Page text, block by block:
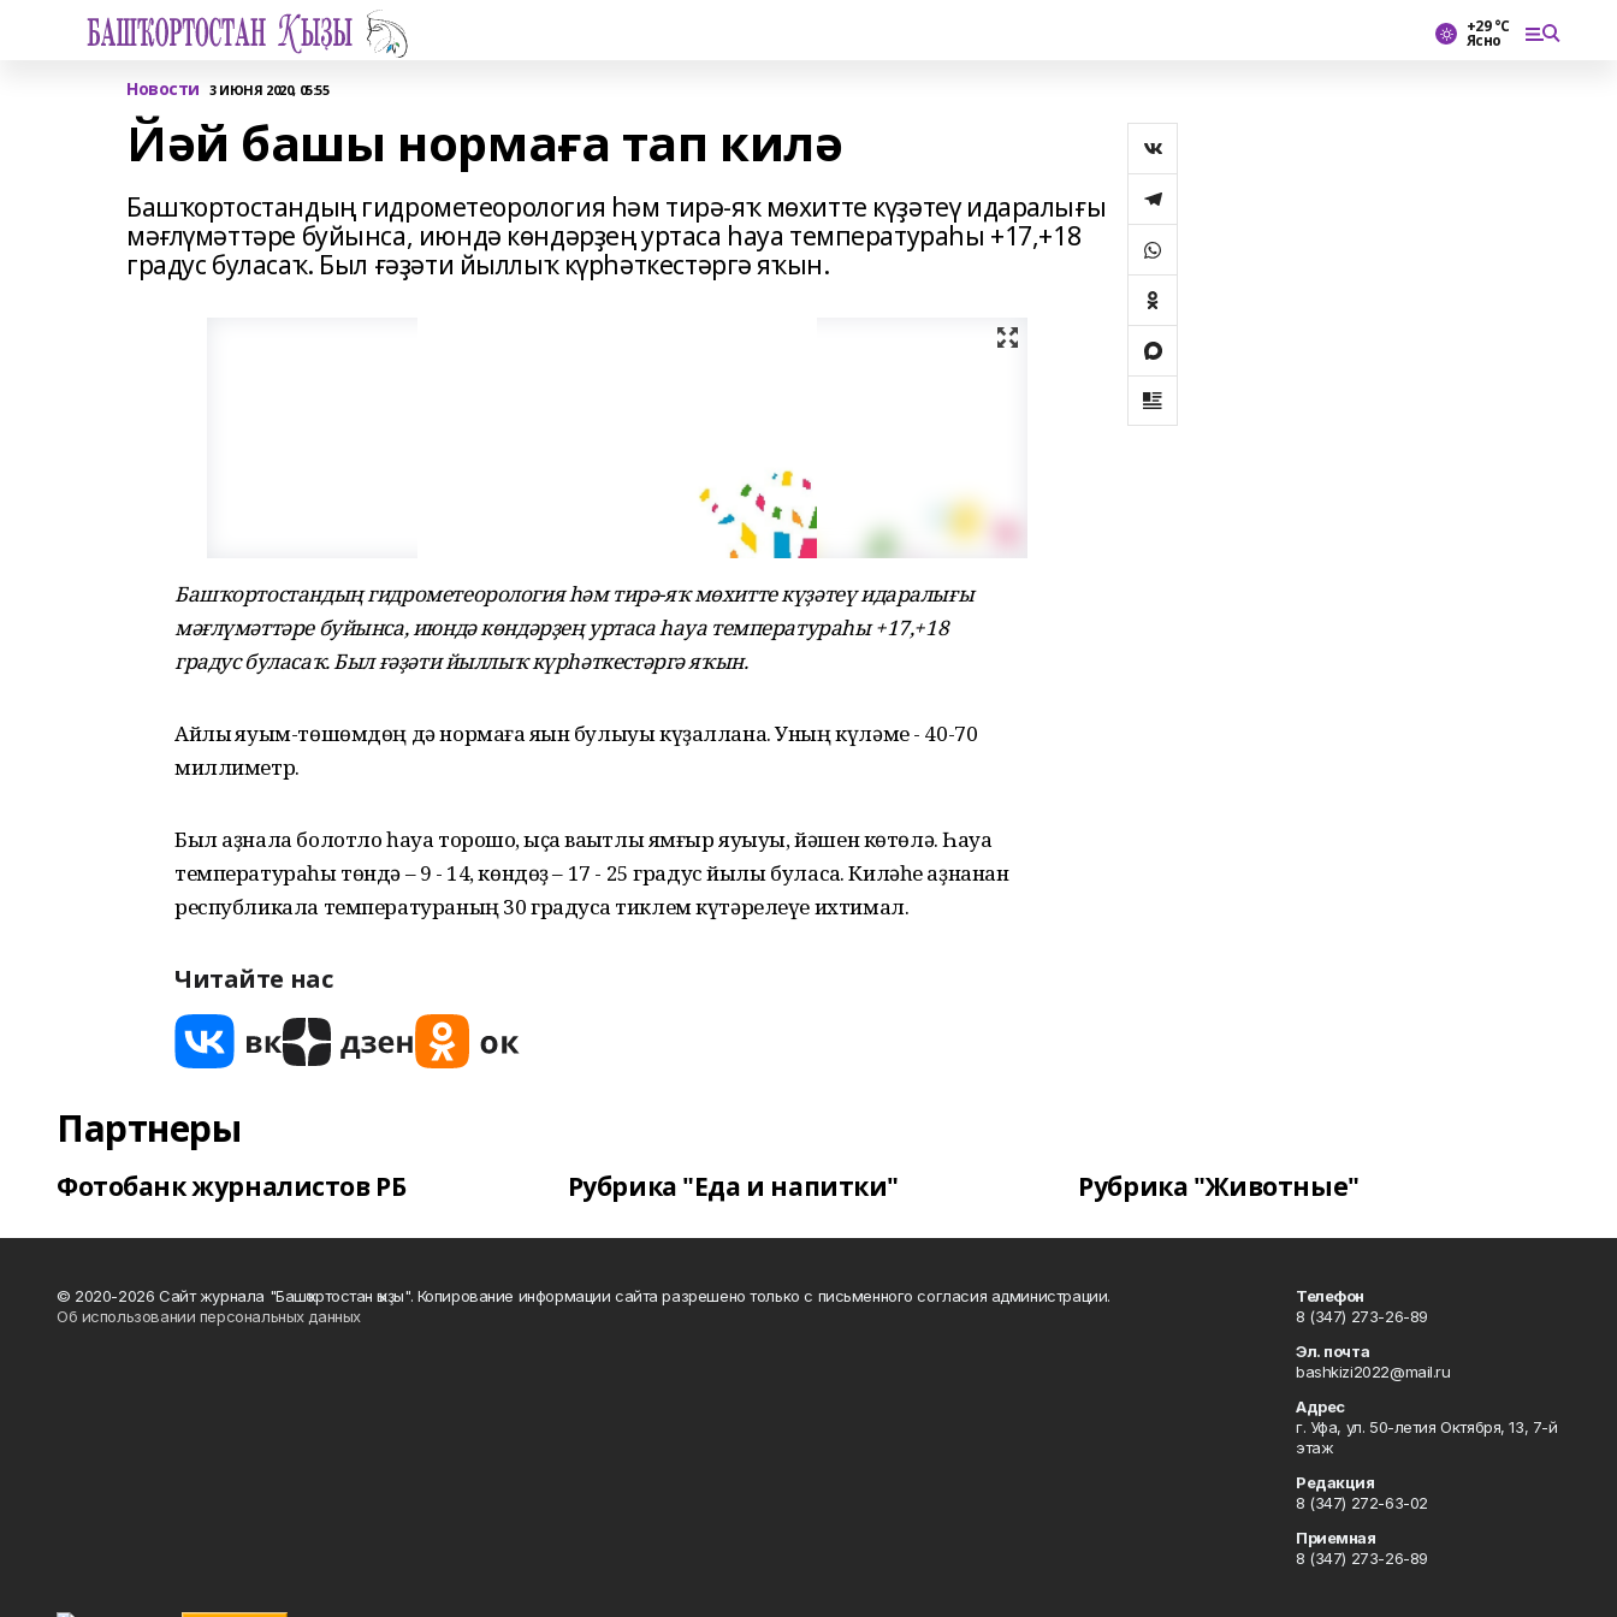
+29 °С
Ясно
Новости 3 ИЮНЯ 2020, 05:55
Йәй башы нормаға тап килә
Башҡортостандың гидрометеорология һәм тирә-яҡ мөхитте күҙәтеү идаралығы
мәғлүмәттәре буйынса, июндә көндәрҙең уртаса һауа температураһы +17,+18
градус буласаҡ. Был ғәҙәти йыллыҡ күрһәткестәргә яҡын.
Башҡортостандың гидрометеорология һәм тирә-яҡ мөхитте күҙәтеү идаралығы
мәғлүмәттәре буйынса, июндә көндәрҙең уртаса һауа температураһы +17,+18
градус буласаҡ. Был ғәҙәти йыллыҡ күрһәткестәргә яҡын.
Айлыҡ яуым-төшөмдөң дә нормаға яҡын булыуы күҙаллана. Уның күләме - 40-70
миллиметр.
Был аҙнала болотло һауа торошо, ҡыҫҡа ваҡытлы ямғыр яуыуы, йәшен көтөлә. Һауа
температураһы төндә – 9 - 14, көндөҙ – 17 - 25 градус йылы буласаҡ. Киләһе аҙнанан
республикала температураның 30 градусҡа тиклем күтәрелеүе ихтимал.
Читайте нас
Партнеры
Фотобанк журналистов РБ Рубрика "Еда и напитки" Рубрика "Животные"
© 2020-2026 Сайт журнала "Башҡортостан ҡыҙы". Копирование информации сайта разрешено только с письменного согласия администрации.
Об использовании персональных данных
Телефон
8 (347) 273-26-89
Эл. почта
bashkizi2022@mail.ru
Адрес
г. Уфа, ул. 50-летия Октября, 13, 7-й
этаж
Редакция
8 (347) 272-63-02
Приемная
8 (347) 273-26-89